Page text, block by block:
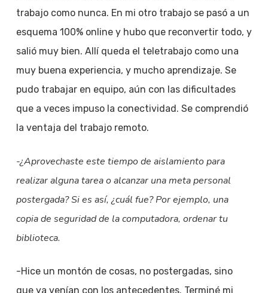
trabajo como nunca. En mi otro trabajo se pasó a un
esquema 100% online y hubo que reconvertir todo, y
salió muy bien. Allí queda el teletrabajo como una
muy buena experiencia, y mucho aprendizaje. Se
pudo trabajar en equipo, aún con las dificultades
que a veces impuso la conectividad. Se comprendió
la ventaja del trabajo remoto.
-¿Aprovechaste este tiempo de aislamiento para
realizar alguna tarea o alcanzar una meta personal
postergada? Si es así, ¿cuál fue? Por ejemplo, una
copia de seguridad de la computadora, ordenar tu
biblioteca.
-Hice un montón de cosas, no postergadas, sino
que ya venían con los antecedentes. Terminé mi